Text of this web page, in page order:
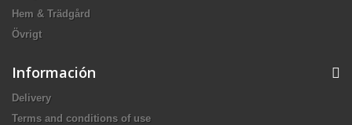
Hem & Trädgård
Övrigt
Información
Delivery
Terms and conditions of use